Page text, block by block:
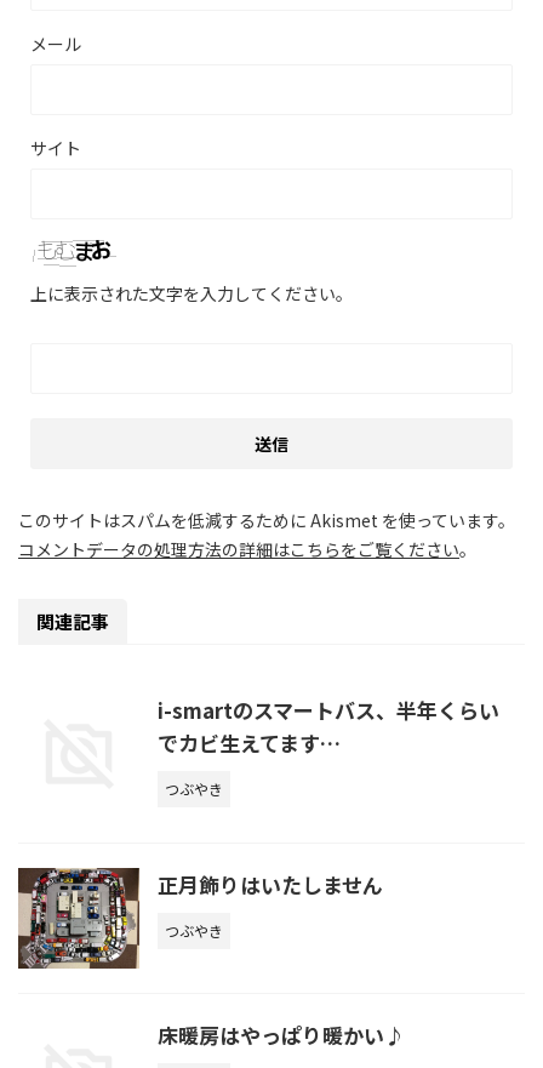
メール
サイト
上に表示された文字を入力してください。
このサイトはスパムを低減するために Akismet を使っています。
コメントデータの処理方法の詳細はこちらをご覧ください。
関連記事
i-smartのスマートバス、半年くらい
でカビ生えてます…
つぶやき
正月飾りはいたしません
つぶやき
床暖房はやっぱり暖かい♪